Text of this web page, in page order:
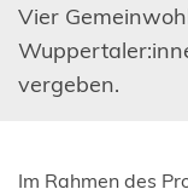
Vier
vergeben.
Im Rahmen des